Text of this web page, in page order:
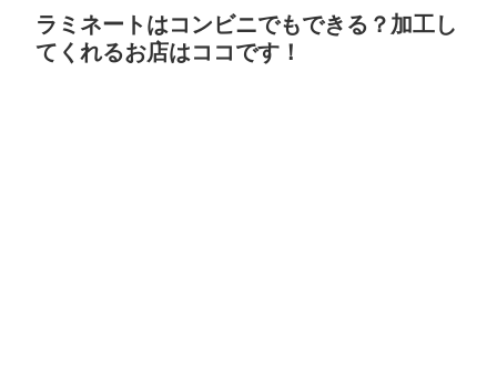
ラミネートはコンビニでもできる？加工し
てくれるお店はココです！